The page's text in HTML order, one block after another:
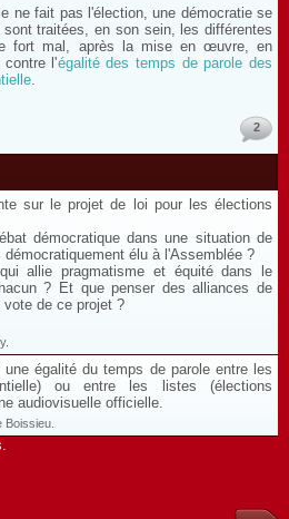
ne fait pas l'élection, une démocratie se
traitées, en son sein, les différentes
fort mal, après la mise en œuvre, en
contre l'égalité des temps de parole des
2
sur le projet de loi pour les élections
démocratique dans une situation de
élu à l'Assemblée ?
allie pragmatisme et équité dans le
? Et que penser des alliances de
de ce projet ?
égalité du temps de parole entre les
ou entre les listes (élections
audiovisuelle officielle.
Boissieu.